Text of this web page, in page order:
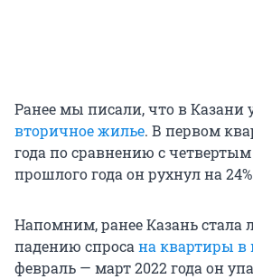
Ранее мы писали, что в Казани
вторичное жилье. В первом
года по сравнению с
прошлого года он рухнул на
Напомним, ранее Казань стала
падению спросана квартиры в
февраль — март 2022 года он